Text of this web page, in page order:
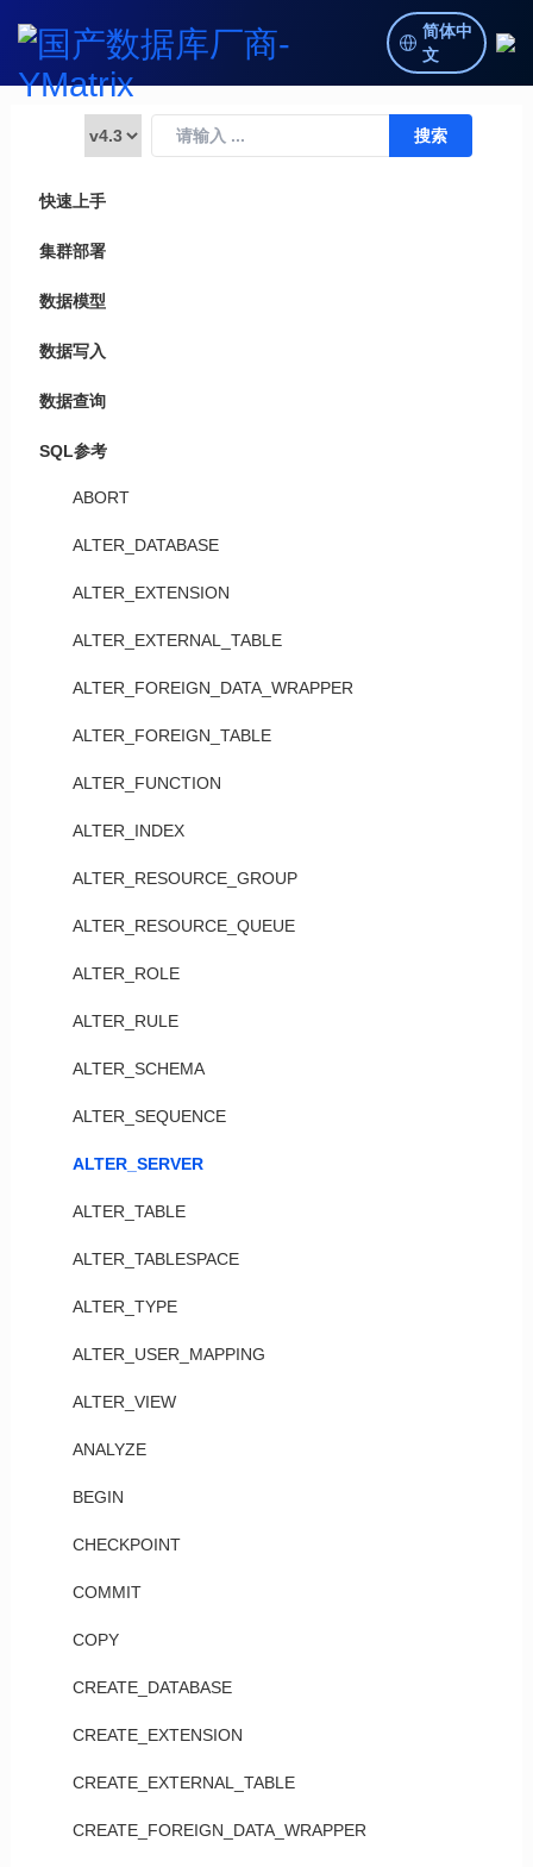
简体中
文
快速上手
集群部署
数据模型
数据写入
数据查询
SQL参考
ABORT
ALTER_DATABASE
ALTER_EXTENSION
ALTER_EXTERNAL_TABLE
ALTER_FOREIGN_DATA_WRAPPER
ALTER_FOREIGN_TABLE
ALTER_FUNCTION
ALTER_INDEX
ALTER_RESOURCE_GROUP
ALTER_RESOURCE_QUEUE
ALTER_ROLE
ALTER_RULE
ALTER_SCHEMA
ALTER_SEQUENCE
ALTER_SERVER
ALTER_TABLE
ALTER_TABLESPACE
ALTER_TYPE
ALTER_USER_MAPPING
ALTER_VIEW
ANALYZE
BEGIN
CHECKPOINT
COMMIT
COPY
CREATE_DATABASE
CREATE_EXTENSION
CREATE_EXTERNAL_TABLE
CREATE_FOREIGN_DATA_WRAPPER